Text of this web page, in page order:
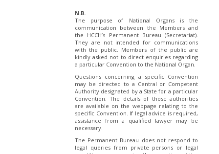
N.B.
The purpose of National Organs is the
communication between the Members and
the HCCH’s Permanent Bureau (Secretariat).
They are not intended for communications
with the public. Members of the public are
kindly asked not to direct enquiries regarding
a particular Convention to the National Organ.
Questions concerning a specific Convention
may be directed to a Central or Competent
Authority designated by a State for a particular
Convention. The details of those authorities
are available on the webpage relating to the
specific Convention. If legal advice is required,
assistance from a qualified lawyer may be
necessary.
The Permanent Bureau does not respond to
legal queries from private persons or legal